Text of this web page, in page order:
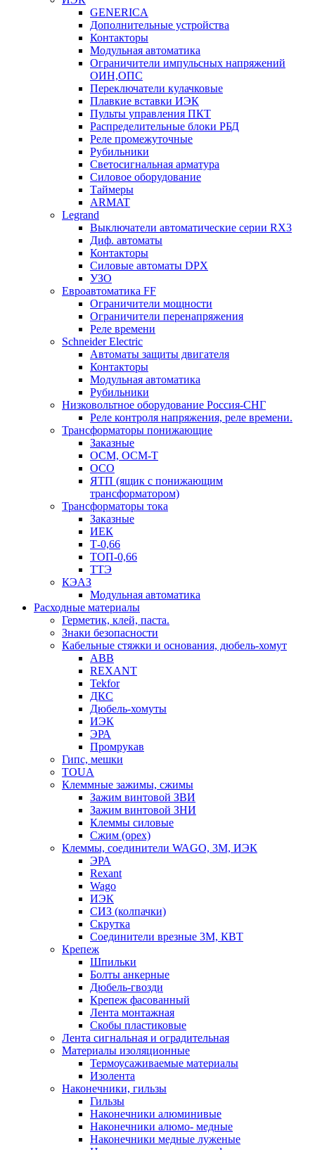
GENERICA
Дополнительные устройства
Контакторы
Модульная автоматика
Ограничители импульсных напряжений
ОИН,ОПС
Переключатели кулачковые
Плавкие вставки ИЭК
Пульты управления ПКТ
Распределительные блоки РБД
Реле промежуточные
Рубильники
Светосигнальная арматура
Силовое оборудование
Таймеры
ARMAT
Legrand
Выключатели автоматические серии RX3
Диф. автоматы
Контакторы
Силовые автоматы DPX
УЗО
Евроавтоматика FF
Ограничители мощности
Ограничители перенапряжения
Реле времени
Schneider Electric
Автоматы защиты двигателя
Контакторы
Модульная автоматика
Рубильники
Низковольтное оборудование Россия-СНГ
Реле контроля напряжения, реле времени.
Трансформаторы понижающие
Заказные
ОСМ, ОСМ-Т
ОСО
ЯТП (ящик с понижающим
трансформатором)
Трансформаторы тока
Заказные
ИЕК
Т-0,66
ТОП-0,66
ТТЭ
КЭАЗ
Модульная автоматика
Расходные материалы
Герметик, клей, паста.
Знаки безопасности
Кабельные стяжки и основания, дюбель-хомут
ABB
REXANT
Tekfor
ДКС
Дюбель-хомуты
ИЭК
ЭРА
Промрукав
Гипс, мешки
TOUA
Клеммные зажимы, сжимы
Зажим винтовой ЗВИ
Зажим винтовой ЗНИ
Клеммы силовые
Сжим (орех)
Клеммы, соединители WAGO, 3M, ИЭК
ЭРА
Rexant
Wago
ИЭК
СИЗ (колпачки)
Скрутка
Соединители врезные 3M, КВТ
Крепеж
Шпильки
Болты анкерные
Дюбель-гвозди
Крепеж фасованный
Лента монтажная
Скобы пластиковые
Лента сигнальная и оградительная
Материалы изоляционные
Термоусаживаемые матeриалы
Изолента
Наконечники, гильзы
Гильзы
Наконечники алюминивые
Наконечники алюмо- медные
Наконечники медные луженые